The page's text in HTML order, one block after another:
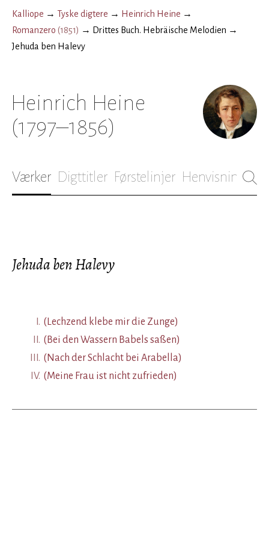
Kalliope → Tyske digtere → Heinrich Heine →
Romanzero (1851) → Drittes Buch. Hebräische Melodien →
Jehuda ben Halevy
Heinrich Heine
(1797–1856)
Værker Digttitler Førstelinjer Henvisninger
Jehuda ben Halevy
I. (Lechzend klebe mir die Zunge)
II. (Bei den Wassern Babels saßen)
III. (Nach der Schlacht bei Arabella)
IV. (Meine Frau ist nicht zufrieden)